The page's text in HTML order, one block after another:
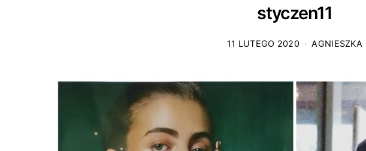
styczen11
11 LUTEGO 2020 AGNIESZKA